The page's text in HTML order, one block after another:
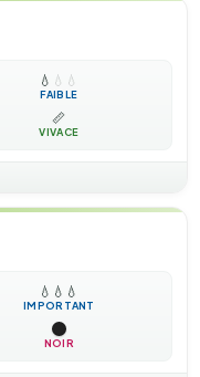
💧 💧 💧
FAIBLE
📏
VIVACE
💧 💧 💧
IMPORTANT
NOIR